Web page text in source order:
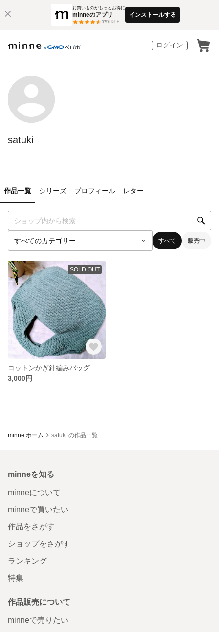
お買いものがもっとお得に
minneのアプリ
3万件以上
インストールする
ログイン
satuki
作品一覧 シリーズ プロフィール レター
すべて 販売中
SOLD OUT
コットンかぎ針編みバッグ
3,000円
minne ホーム satuki の作品一覧
minneを知る
minneについて
minneで買いたい
作品をさがす
ショップをさがす
ランキング
特集
作品販売について
minneで売りたい